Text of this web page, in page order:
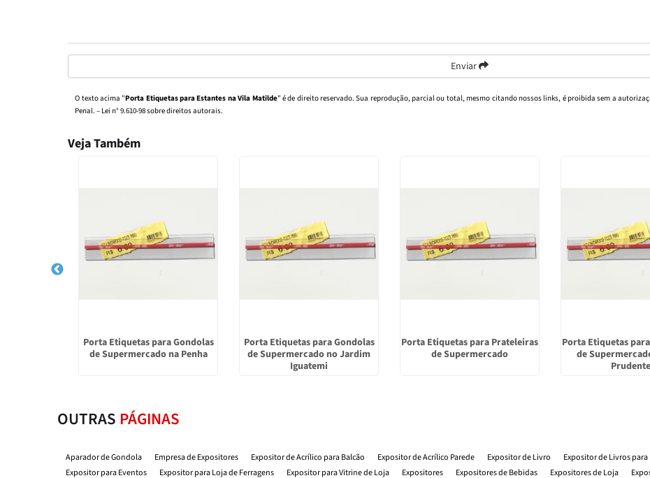
Enviar
O texto acima "Porta Etiquetas para Estantes na Vila Matilde" é de direito reservado. Sua reprodução, parcial ou total, mesmo citando nossos links, é proibida sem a
Penal. – Lei n° 9.610-98 sobre direitos autorais.
Veja Também
Porta Etiquetas para Gondolas
de Supermercado na Penha
Porta Etiquetas para Gondolas
de Supermercado no Jardim
Iguatemi
Porta Etiquetas para Prateleiras
de Supermercado
Porta Etiquetas
de
Prudente
OUTRAS PÁGINAS
Aparador de Gondola Empresa de Expositores Expositor de Acrílico para Balcão Expositor de Acrílico Parede Expositor de Livro Expositor de Livros para
Expositor para Eventos
Expositor para Loja de Ferragens Expositor para Vitrine de Loja Expositores Expositores de Bebidas Expositores de Loja